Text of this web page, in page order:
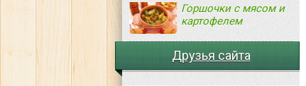
Горшочки с мясом и
картофелем
Друзья сайта